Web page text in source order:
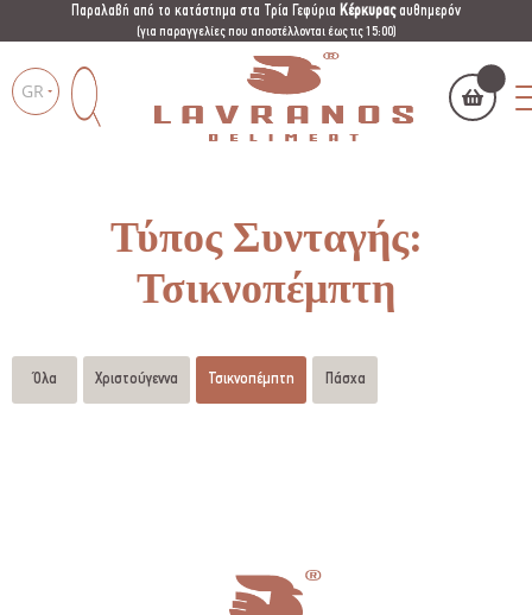
Παραλαβή από το κατάστημα στα Τρία Γεφύρια Κέρκυραςαυθημερόν
(για παραγγελίες που αποστέλλονται έως τις 15:00)
GR
ΑΓΌΡΑΣΕ ΤΏΡΑ
Τύπος Συνταγής:
Τσικνοπέμπτη
Όλα Χριστούγεννα Τσικνοπέμπτη Πάσχα